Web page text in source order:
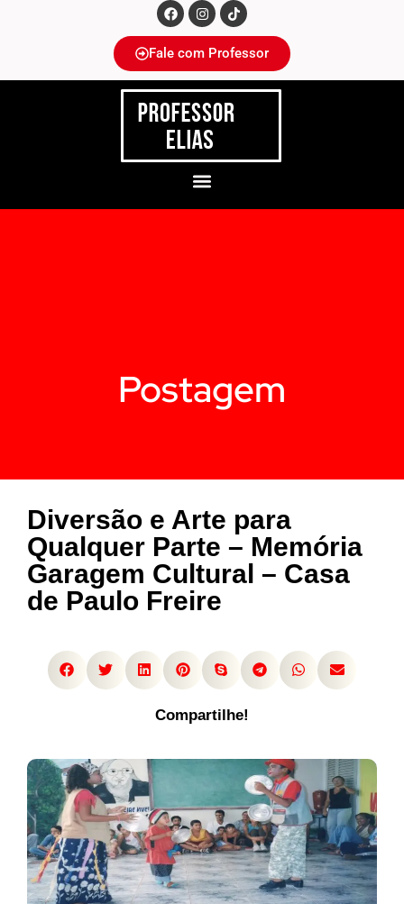
Fale com Professor
Postagem
Diversão e Arte para
Qualquer Parte – Memória
Garagem Cultural – Casa
de Paulo Freire
Compartilhe!